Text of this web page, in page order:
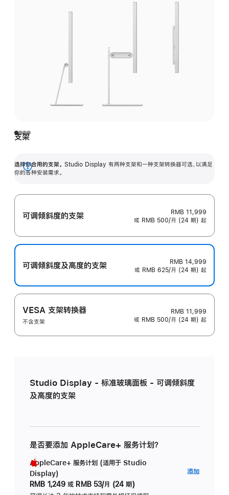
支架
选择你合用的支架。 Studio Display 有两种支架和一种支架转换器可选，以满足
你的各种安装需求。
展
可调倾斜度的支架
RMB 11,999
或 RMB 500/月 (24 期) 起
可调倾斜度及高‍度的支‍架
RMB 14,999
或 RMB 625/月 (24 期) 起
VESA 支架转换器
不含支架
RMB 11,999
或 RMB 500/月 (24 期) 起
Studio Display - 标准玻璃面板 - 可调倾斜度
及高度的支架
是否要添加 AppleCare+ 服务计划？
AppleCare+ 服务计划 (适用于 Studio
Display)
RMB 1,249 或 RMB 53/月 (24 期)
添加